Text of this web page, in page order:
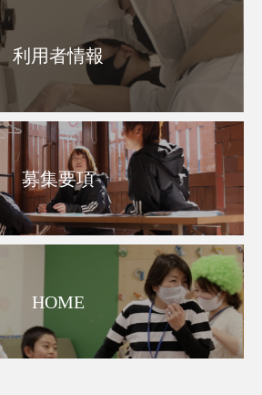
利用者情報
募集要項
HOME